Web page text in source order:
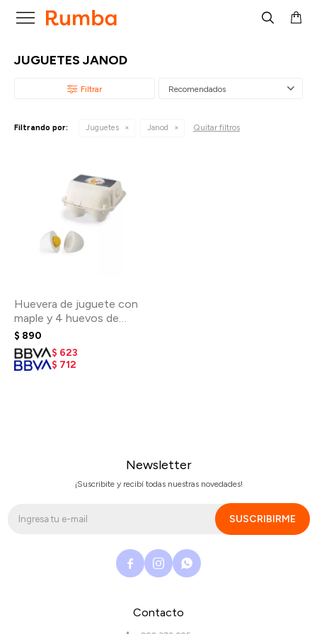

JUGUETES JANOD
Recomendados
Filtrando por: Juguetes Janod Quitar filtros
Huevera de juguete con
maple y 4 huevos de
madera
$ 890
$ 623
$ 712
Contacto
Newsletter
¡Suscribite y recibí todas nuestras novedades!
SUSCRIBIRME
  